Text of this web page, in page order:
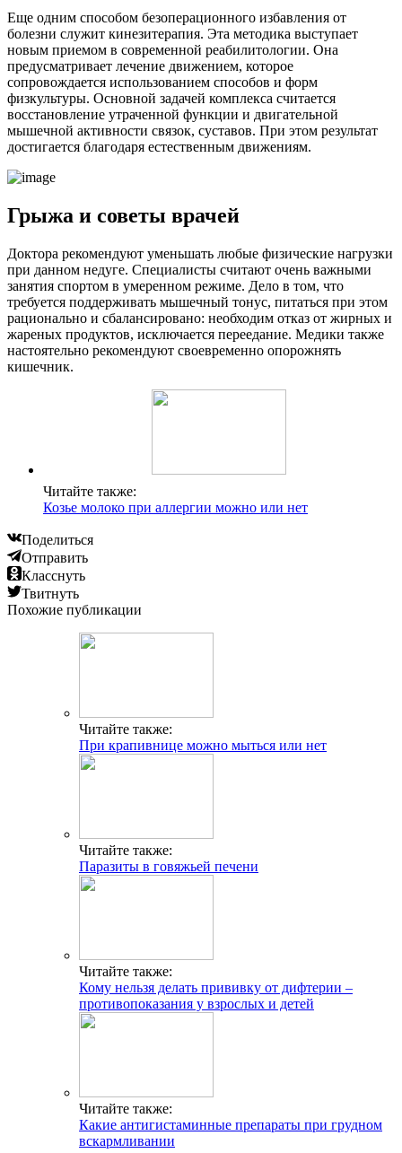
Еще одним способом безоперационного избавления от
болезни служит кинезитерапия. Эта методика выступает
новым приемом в современной реабилитологии. Она
предусматривает лечение движением, которое
сопровождается использованием способов и форм
физкультуры. Основной задачей комплекса считается
восстановление утраченной функции и двигательной
мышечной активности связок, суставов. При этом результат
достигается благодаря естественным движениям.
Грыжа и советы врачей
Доктора рекомендуют уменьшать любые физические нагрузки
при данном недуге. Специалисты считают очень важными
занятия спортом в умеренном режиме. Дело в том, что
требуется поддерживать мышечный тонус, питаться при этом
рационально и сбалансировано: необходим отказ от жирных и
жареных продуктов, исключается переедание. Медики также
настоятельно рекомендуют своевременно опорожнять
кишечник.
Читайте также:
Козье молоко при аллергии можно или нет
Поделиться
Отправить
Класснуть
Твитнуть
Похожие публикации
Читайте также:
При крапивнице можно мыться или нет
Читайте также:
Паразиты в говяжьей печени
Читайте также:
Кому нельзя делать прививку от дифтерии –
противопоказания у взрослых и детей
Читайте также:
Какие антигистаминные препараты при грудном
вскармливании